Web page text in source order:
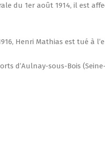
du 1er août 1914, il est
Henri Mathias est tué à
d’Aulnay-sous-Bois